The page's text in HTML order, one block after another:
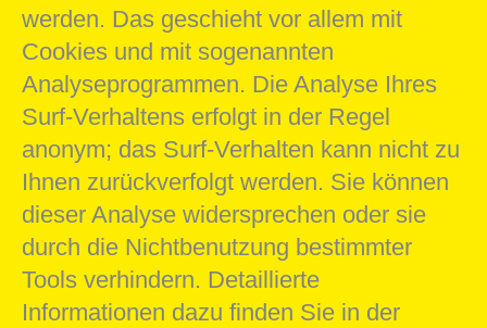
werden. Das geschieht vor allem mit
Cookies und mit sogenannten
Analyseprogrammen. Die Analyse Ihres
Surf-Verhaltens erfolgt in der Regel
anonym; das Surf-Verhalten kann nicht zu
Ihnen zurückverfolgt werden. Sie können
dieser Analyse widersprechen oder sie
durch die Nichtbenutzung bestimmter
Tools verhindern. Detaillierte
Informationen dazu finden Sie in der